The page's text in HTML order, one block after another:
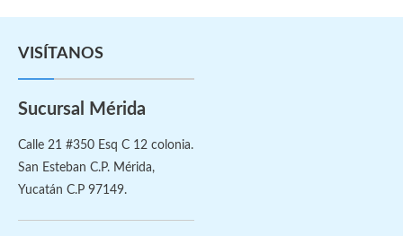
VISÍTANOS
Sucursal Mérida
Calle 21 #350 Esq C 12 colonia.
San Esteban C.P. Mérida,
Yucatán C.P 97149.